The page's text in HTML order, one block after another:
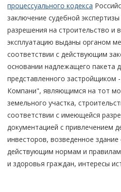
процессуального кодекса
заключение судебной
разрешения на строительство и
эксплуатацию выданы органом
соответствии с действующим
основании надлежащего пакета
представленного застройщиком
Компани", являющимся на тот
земельного участка,
соответствии с имеющейся
документацией с привлечением
инвесторов, возведенное здание
действующим нормам и
и здоровья граждан, интересы